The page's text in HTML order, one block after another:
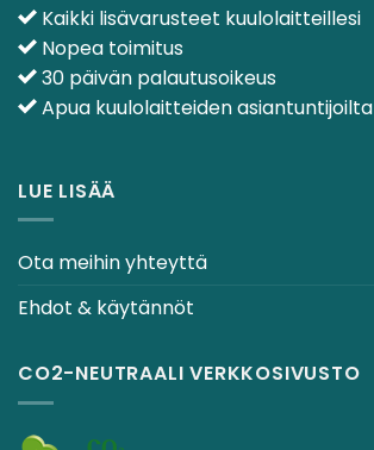
Kaikki lisävarusteet kuulolaitteillesi
Nopea toimitus
30 päivän palautusoikeus
Apua kuulolaitteiden asiantuntijoilta
LUE LISÄÄ
Ota meihin yhteyttä
Ehdot & käytännöt
CO2-NEUTRAALI VERKKOSIVUSTO